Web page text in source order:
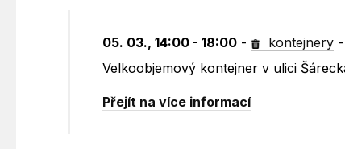
05. 03., 14:00 - 18:00 - kontejnery
Velkoobjemový kontejner v ulici
Přejít na více informací